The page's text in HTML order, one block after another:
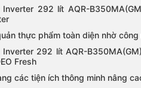
Inverter 292 lít AQR-
thực phẩm toàn diện nhờ
Inverter 292 lít AQR-
Fresh
các tiện ích thông minh nâng